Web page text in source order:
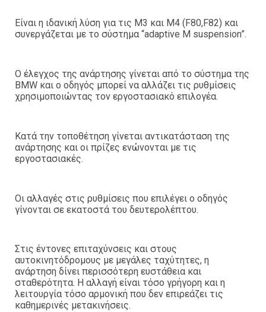
Είναι η ιδανική λύση για τις Μ3 και Μ4 (F80,F82) και
συνεργάζεται με το σύστημα “adaptive M suspension”.
Ο έλεγχος της ανάρτησης γίνεται από το σύστημα της
BMW και ο οδηγός μπορεί να αλλάζει τις ρυθμίσεις
χρησιμοποιώντας τον εργοστασιακό επιλογέα.
Κατά την τοποθέτηση γίνεται αντικατάσταση της
ανάρτησης και οι πρίζες ενώνονται με τις
εργοστασιακές.
Οι αλλαγές στις ρυθμίσεις που επιλέγει ο οδηγός
γίνονται σε εκατοστά του δευτερολέπτου.
Στις έντονες επιταχύνσεις και στους
αυτοκινητόδρομους με μεγάλες ταχύτητες, η
ανάρτηση δίνει περισσότερη ευστάθεια και
σταθερότητα. Η αλλαγή είναι τόσο γρήγορη και η
λειτουργία τόσο αρμονική που δεν επιρεάζει τις
καθημερινές μετακινήσεις.